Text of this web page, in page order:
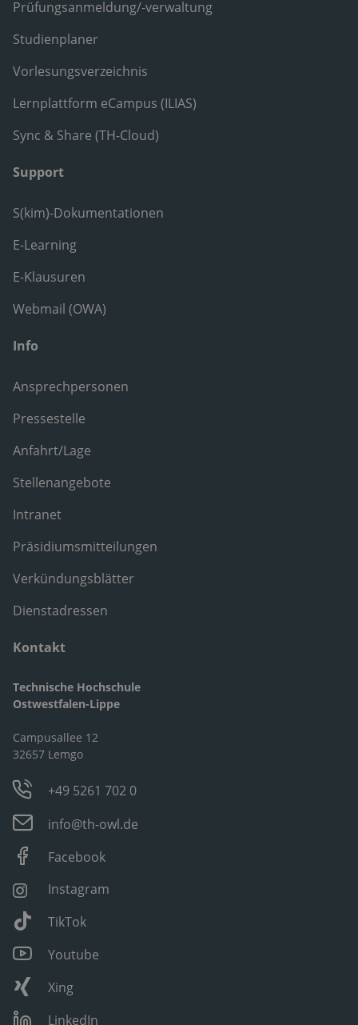
Prüfungsanmeldung/-verwaltung
Studienplaner
Vorlesungsverzeichnis
Lernplattform eCampus (ILIAS)
Sync & Share (TH-Cloud)
Support
S(kim)-Dokumentationen
E-Learning
E-Klausuren
Webmail (OWA)
Info
Ansprechpersonen
Pressestelle
Anfahrt/Lage
Stellenangebote
Intranet
Präsidiumsmitteilungen
Verkündungsblätter
Dienstadressen
Kontakt
Technische Hochschule
Ostwestfalen-Lippe
Campusallee 12
32657 Lemgo
+49 5261 702 0
info@th-owl.de
Facebook
Instagram
TikTok
Youtube
Xing
LinkedIn